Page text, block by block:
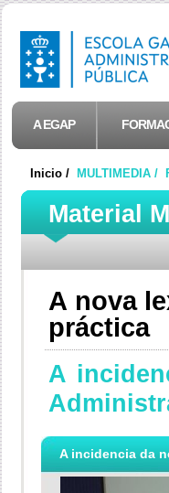
A EGAP
Inicio / MULTIMEDIA /
Material
A nova
práctica
A
A incidencia da